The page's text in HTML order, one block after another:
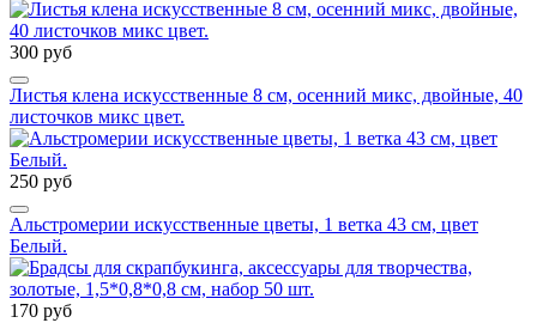
300 руб
Листья клена искусственные 8 см, осенний микс, двойные, 40
листочков микс цвет.
250 руб
Альстромерии искусственные цветы, 1 ветка 43 см, цвет
Белый.
170 руб